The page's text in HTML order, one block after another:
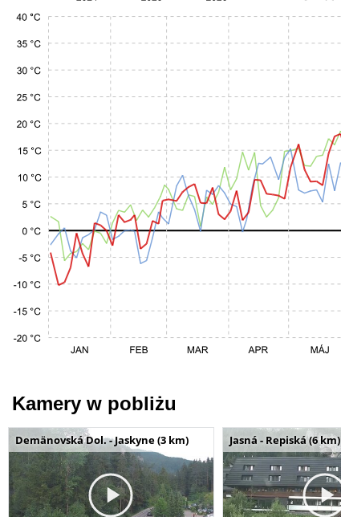
Kamery w pobliżu
Demänovská Dol. - Jaskyne (3 km) Jasná - Repiská (6 km)